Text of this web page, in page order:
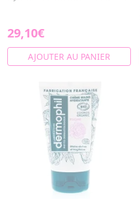
29,10€
AJOUTER AU PANIER